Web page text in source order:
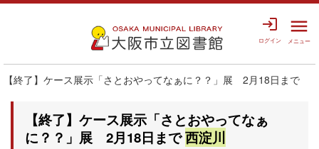
login
ログイン
menu
メニュー
【終了】ケース展示「さとおやってなぁに？？」展 2月18日まで
【終了】ケース展示「さとおやってなぁ
に？？」展 2月18日まで西淀川